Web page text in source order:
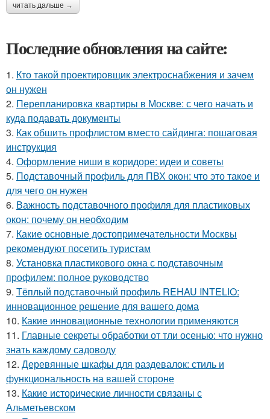
читать дальше →
Последние обновления на сайте:
1. Кто такой проектировщик электроснабжения и зачем
он нужен
2. Перепланировка квартиры в Москве: с чего начать и
куда подавать документы
3. Как обшить профлистом вместо сайдинга: пошаговая
инструкция
4. Оформление ниши в коридоре: идеи и советы
5. Подставочный профиль для ПВХ окон: что это такое и
для чего он нужен
6. Важность подставочного профиля для пластиковых
окон: почему он необходим
7. Какие основные достопримечательности Москвы
рекомендуют посетить туристам
8. Установка пластикового окна с подставочным
профилем: полное руководство
9. Тёплый подставочный профиль REHAU INTELIO:
инновационное решение для вашего дома
10. Какие инновационные технологии применяются
11. Главные секреты обработки от тли осенью: что нужно
знать каждому садоводу
12. Деревянные шкафы для раздевалок: стиль и
функциональность на вашей стороне
13. Какие исторические личности связаны с
Альметьевском